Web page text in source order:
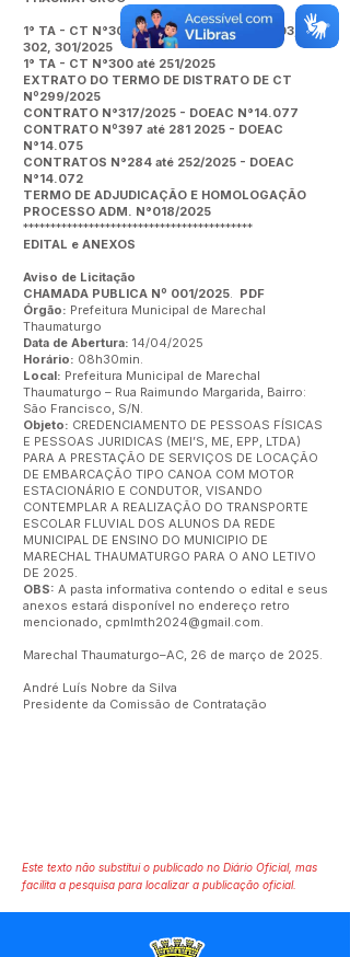
1° TA - CT N°308, 307, 306, 305, 304, 303,
302, 301/2025
1° TA - CT N°300 até 251/2025
EXTRATO DO TERMO DE DISTRATO DE CT
Nº299/2025
CONTRATO N°317/2025 - DOEAC N°14.077
CONTRATO Nº397 até 281 2025 - DOEAC
N°14.075
CONTRATOS N°284 até 252/2025 - DOEAC
N°14.072
TERMO DE ADJUDICAÇÃO E HOMOLOGAÇÃO
PROCESSO ADM. N°018/2025
******************************************
EDITAL e ANEXOS
Aviso de Licitação
CHAMADA PUBLICA Nº 001/2025. PDF
Órgão: Prefeitura Municipal de Marechal
Thaumaturgo
Data de Abertura: 14/04/2025
Horário: 08h30min.
Local: Prefeitura Municipal de Marechal
Thaumaturgo – Rua Raimundo Margarida, Bairro:
São Francisco, S/N.
Objeto: CREDENCIAMENTO DE PESSOAS FÍSICAS
E PESSOAS JURIDICAS (MEI’S, ME, EPP, LTDA)
PARA A PRESTAÇÃO DE SERVIÇOS DE LOCAÇÃO
DE EMBARCAÇÃO TIPO CANOA COM MOTOR
ESTACIONÁRIO E CONDUTOR, VISANDO
CONTEMPLAR A REALIZAÇÃO DO TRANSPORTE
ESCOLAR FLUVIAL DOS ALUNOS DA REDE
MUNICIPAL DE ENSINO DO MUNICIPIO DE
MARECHAL THAUMATURGO PARA O ANO LETIVO
DE 2025.
OBS: A pasta informativa contendo o edital e seus
anexos estará disponível no endereço retro
mencionado, cpmlmth2024@gmail.com.
Marechal Thaumaturgo–AC, 26 de março de 2025.
André Luís Nobre da Silva
Presidente da Comissão de Contratação
Este texto não substitui o publicado no Diário Oficial, mas
facilita a pesquisa para localizar a publicação oficial.